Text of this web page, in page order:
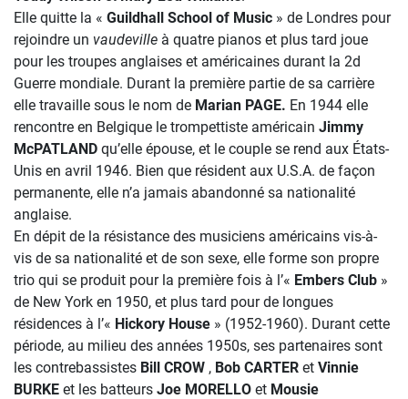
Elle quitte la « Guildhall School of Music » de Londres pour
rejoindre un vaudeville à quatre pianos et plus tard joue
pour les troupes anglaises et américaines durant la 2d
Guerre mondiale. Durant la première partie de sa carrière
elle travaille sous le nom de Marian PAGE. En 1944 elle
rencontre en Belgique le trompettiste américain Jimmy
McPATLAND qu’elle épouse, et le couple se rend aux États-
Unis en avril 1946. Bien que résident aux U.S.A. de façon
permanente, elle n’a jamais abandonné sa nationalité
anglaise.
En dépit de la résistance des musiciens américains vis-à-
vis de sa nationalité et de son sexe, elle forme son propre
trio qui se produit pour la première fois à l’« Embers Club »
de New York en 1950, et plus tard pour de longues
résidences à l’« Hickory House » (1952-1960). Durant cette
période, au milieu des années 1950s, ses partenaires sont
les contrebassistes Bill CROW , Bob CARTER et Vinnie
BURKE et les batteurs Joe MORELLO et Mousie